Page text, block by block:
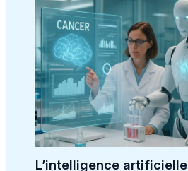
L’intelligence